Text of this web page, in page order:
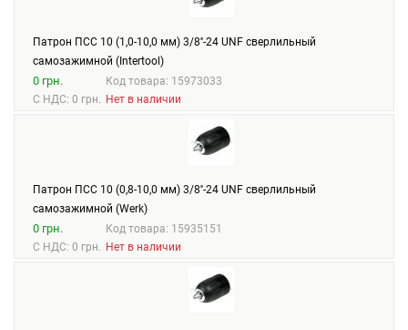
Патрон ПСС 10 (1,0-10,0 мм) 3/8''-24 UNF сверлильный
самозажимной (Intertool)
0 грн.
С НДС: 0 грн.
Код товара: 15973033
Нет в наличии
Патрон ПСС 10 (0,8-10,0 мм) 3/8''-24 UNF сверлильный
самозажимной (Werk)
0 грн.
С НДС: 0 грн.
Код товара: 15935151
Нет в наличии